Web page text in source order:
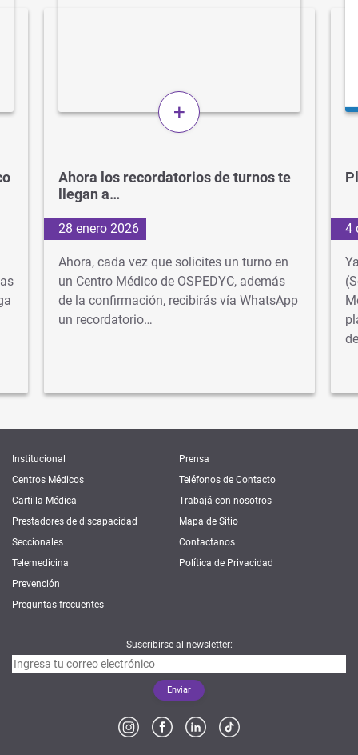
+
Ahora los recordatorios de turnos te
llegan a…
28 enero 2026
Ahora, cada vez que solicites un turno en
un Centro Médico de OSPEDYC, además
de la confirmación, recibirás vía WhatsApp
un recordatorio…
4
Institucional
Centros Médicos
Cartilla Médica
Prestadores de discapacidad
Seccionales
Telemedicina
Prevención
Preguntas frecuentes
Prensa
Teléfonos de Contacto
Trabajá con nosotros
Mapa de Sitio
Contactanos
Política de Privacidad
Suscribirse al newsletter: